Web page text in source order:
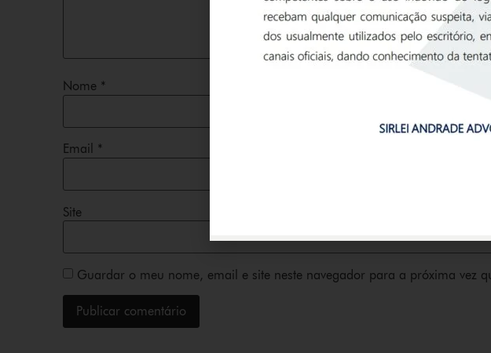
Nome *
Email *
Site
Guardar o meu nome, email e site neste navegador para a próxima vez